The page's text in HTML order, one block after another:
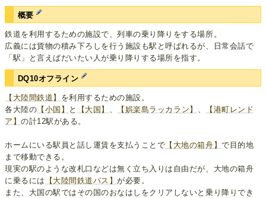
概要
鉄道を利用するための施設で、列車の乗り降りをする場所。
広義には貨物の積み下ろしを行う施設も駅と呼ばれるが、日常会話で
「駅」と言えばだいたい人が乗り降りする場所を指す。
DQ10オフライン
【大陸間鉄道】 を利用するための施設。
各大陸の 【小国】 と 【大国】 、 【娯楽島ラッカラン】 、
【港町レンド
ア】の計12駅がある。
ホームにいる駅員と話し運賃を支払うことで 【大地の箱舟】で目的地
まで移動できる。
現実の駅のような改札口などは無く立ち入りは自由だが、大地の箱舟
に乗るには
【大陸間鉄道パス】が必要。
また、大国の駅ではその国のおなはしをクリアしないと乗り降りでき